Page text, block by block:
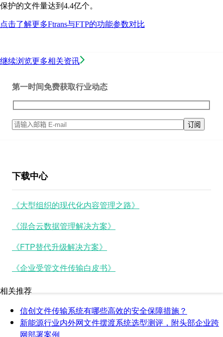
保护的文件量达到4.4亿个。
点击了解更多Ftrans与FTP的功能参数对比
继续浏览更多相关资讯
第一时间免费获取行业动态
下载中心
《大型组织的现代化内容管理之路》
《混合云数据管理解决方案》
《FTP替代升级解决方案》
《企业受管文件传输白皮书》
相关推荐
信创文件传输系统有哪些高效的安全保障措施？
新能源行业内外网文件摆渡系统选型测评，附头部企业跨
网部署案例